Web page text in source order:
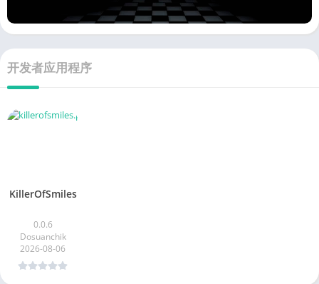
开发者应用程序
KillerOfSmiles
0.0.6
Dosuanchik
2026-08-06